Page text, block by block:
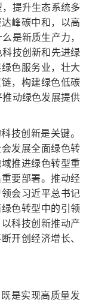
提升生态系统多
峰碳中和，以高
是新质生产力，
技创新和先进绿
色服务业，壮大
，构建绿色低碳
动绿色发展提供
技创新是关键。
发展全面绿色转
推进绿色转型重
要部署。推动经
会习近平总书记
色转型中的引领
科技创新推动产
开创经济增长、
是实现高质量发